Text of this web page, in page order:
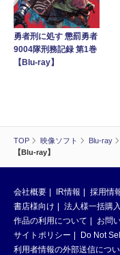
TOP 映像ソフト Blu-ray
【Blu-ray】
勇者刑に処す 懲罰勇者
9004隊刑務記録 第1巻
【Blu-ray】
会社概要 IR情報 採用情
書店様向け
法人様一括購入
作品の利用について
お問
サイトポリシー
Do Not
利用者情報の外部送信につ